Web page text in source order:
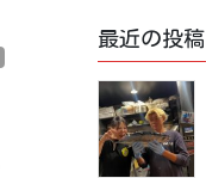
最近の投稿